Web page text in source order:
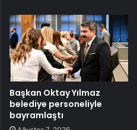
Başkan Oktay Yılmaz
belediye personeliyle
bayramlaştı